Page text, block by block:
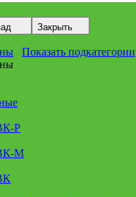
Закрыть
Показать подкатегории
Р
М